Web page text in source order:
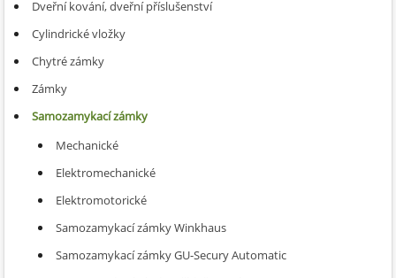
Dveřní kování, dveřní příslušenství
Cylindrické vložky
Chytré zámky
Zámky
Samozamykací zámky
Mechanické
Elektromechanické
Elektromotorické
Samozamykací zámky Winkhaus
Samozamykací zámky GU-Secury Automatic